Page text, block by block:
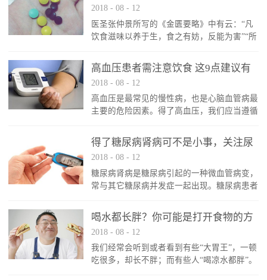
同样适用
2018 - 08 - 12
医圣张仲景所写的《金匮要略》中有云：“凡
饮食滋味以养于生，食之有妨，反能为害”“所
宜体，害则成疾”。自古以来，中医治病讲究
服药忌口是众所周知的事情，但其实服用西药
时，同样需要注意饮食禁忌。服用西药依然需
要忌口口服药物进入体内需要经历吸收（通过
胃肠道）、分布（通过血液、淋巴）、代谢
四个环节。有些食物可能会影响到药物的吸
收...
高血压患者需注意饮食 这9点建议有
助健康
2018 - 08 - 12
高血压是最常见的慢性病，也是心脑血管病最
主要的危险因素。得了高血压，我们应当遵循
钠盐、油脂和精制糖的食物，限量吃烹调油。
在饮食习惯上，进食应有规律，不宜进食过
饱，也不宜漏餐。今天马博士就跟大家讲讲，
有了高血压，该如何合理选择食物才好。
1、谷类食物为主，常吃点薯类 应增加全
活动的不同，每天谷类和薯类的摄入量不同，
轻...
得了糖尿病肾病可不是小事，关注尿
微量白蛋白很重要
2018 - 08 - 12
糖尿病肾病是糖尿病引起的一种微血管病变，
常与其它糖尿病并发症一起出现。糖尿病患者
这样做不仅对肾脏有好处，对其它并发症也益
处多多。那么，先来了解一下糖尿病肾病的发
展阶段。糖尿病肾病发展的“五步曲”糖尿病肾
病对患者的损害并不是一蹴而就的，而是有以
下五个时期：第一期：患者的肾脏体积增大，
喝水都长胖？你可能是打开食物的方
式不对
2018 - 08 - 12
我们经常会听到或者看到有些“大胃王”，一顿
吃很多，却长不胖；而有些人“喝凉水都胖”。